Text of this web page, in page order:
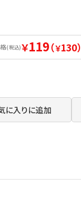
(税込)￥119（￥130）
に入りに追加